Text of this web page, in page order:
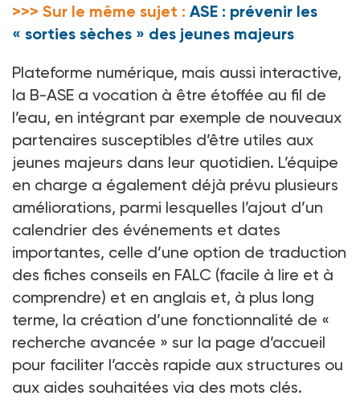
>>> Sur le même sujet : ASE : prévenir les
« sorties sèches » des jeunes majeurs
Plateforme numérique, mais aussi interactive,
la B-ASE a vocation à être étoffée au fil de
l’eau, en intégrant par exemple de nouveaux
partenaires susceptibles d’être utiles aux
jeunes majeurs dans leur quotidien. L’équipe
en charge a également déjà prévu plusieurs
améliorations, parmi lesquelles l’ajout d’un
calendrier des événements et dates
importantes, celle d’une option de traduction
des fiches conseils en FALC (facile à lire et à
comprendre) et en anglais et, à plus long
terme, la création d’une fonctionnalité de «
recherche avancée » sur la page d’accueil
pour faciliter l’accès rapide aux structures ou
aux aides souhaitées via des mots clés.